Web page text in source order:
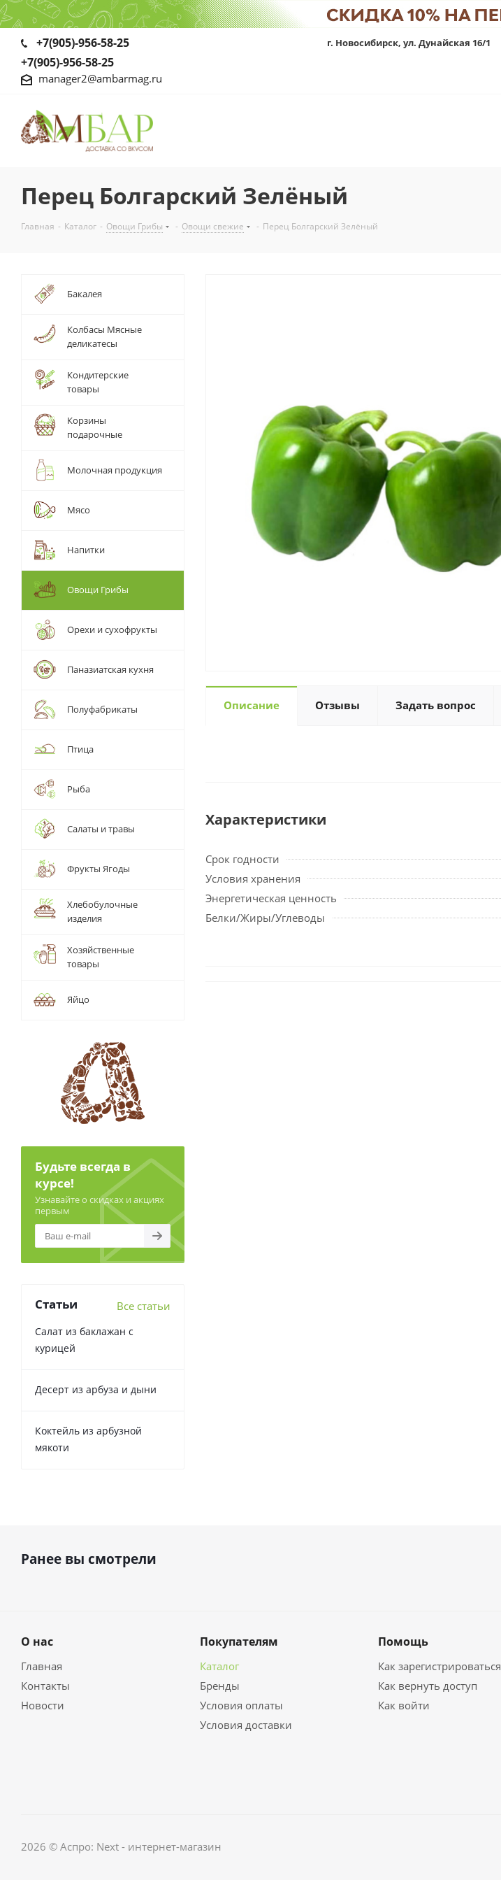
+7(905)-956-58-25
+7(905)-956-58-25
manager2@ambarmag.ru
г. Новосибирск, ул. Дунайская 16/1
Перец Болгарский Зелёный
Главная - Каталог - Овощи Грибы - Овощи свежие - Перец Болгарский Зелёный
Описание Отзывы Задать вопрос
Характеристики
Срок годности
Условия хранения
Энергетическая ценность
Белки/Жиры/Углеводы
Бакалея
Колбасы Мясные
деликатесы
Кондитерские
товары
Корзины
подарочные
Молочная продукция
Мясо
Напитки
Овощи Грибы
Орехи и сухофрукты
Паназиатская кухня
Полуфабрикаты
Птица
Рыба
Салаты и травы
Фрукты Ягоды
Хлебобулочные
изделия
Хозяйственные
товары
Яйцо
Будьте всегда в
курсе!
Узнавайте о скидках и акциях
первым
Статьи Все статьи
Салат из баклажан с
курицей
Десерт из арбуза и дыни
Коктейль из арбузной
мякоти
Ранее вы смотрели
О нас
Главная
Контакты
Новости
Покупателям
Каталог
Бренды
Условия оплаты
Условия доставки
Помощь
Как зарегистрироваться
Как вернуть доступ
Как войти
2026 © Аспро: Next - интернет-магазин